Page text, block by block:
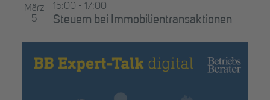
März
5
Steuern bei Immobilientransaktionen
15:00 - 17:00